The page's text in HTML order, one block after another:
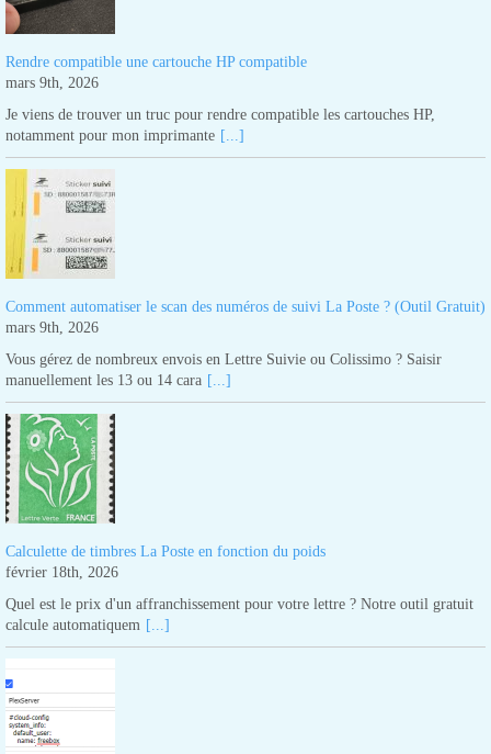
Rendre compatible une cartouche HP compatible
mars 9th, 2026
Je viens de trouver un truc pour rendre compatible les cartouches HP,
notamment pour mon imprimante [...]
Comment automatiser le scan des numéros de suivi La Poste ? (Outil Gratuit)
mars 9th, 2026
Vous gérez de nombreux envois en Lettre Suivie ou Colissimo ? Saisir
manuellement les 13 ou 14 cara [...]
Calculette de timbres La Poste en fonction du poids
février 18th, 2026
Quel est le prix d'un affranchissement pour votre lettre ? Notre outil gratuit
calcule automatiquem [...]